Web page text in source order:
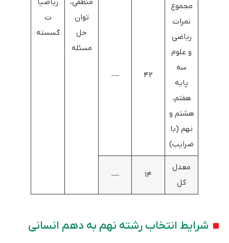
منطقی،
توان
حل
مسئله
ریاضیا
ت
گسسته
مجموع
نمرات
ریاضی
و علوم
سه
پایه
هفتم،
هشتم و
نهم (با
ضرایب)
۴۲ —
معدل
کل
۱۴ —
شرایط انتخاب رشته نهم به دهم انسانی